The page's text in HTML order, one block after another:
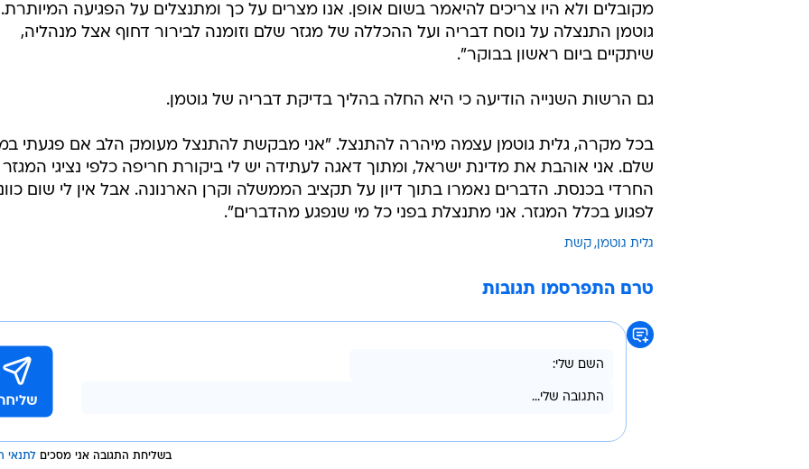
מקובלים ולא היו צריכים להיאמר בשום אופן. אנו מצרים על כך ומתנצלים על הפגיעה המיותרת.
גוטמן התנצלה על נוסח דבריה ועל ההכללה של מגזר שלם וזומנה לבירור דחוף אצל מנהליה,
שיתקיים ביום ראשון בבוקר".
גם הרשות השנייה הודיעה כי היא החלה בהליך בדיקת דבריה של גוטמן.
בכל מקרה, גלית גוטמן עצמה מיהרה להתנצל. "אני מבקשת להתנצל מעומק הלב אם פגעתי
שלם. אני אוהבת את מדינת ישראל, ומתוך דאגה לעתידה יש לי ביקורת חריפה כלפי נציגי המגזר
החרדי בכנסת. הדברים נאמרו בתוך דיון על תקציב הממשלה וקרן הארנונה. אבל אין לי שום
לפגוע בכלל המגזר. אני מתנצלת בפני כל מי שנפגע מהדברים".
גלית גוטמן קשת
טרם התפרסמו תגובות
בשליחת התגובה אני מסכים לתנאי